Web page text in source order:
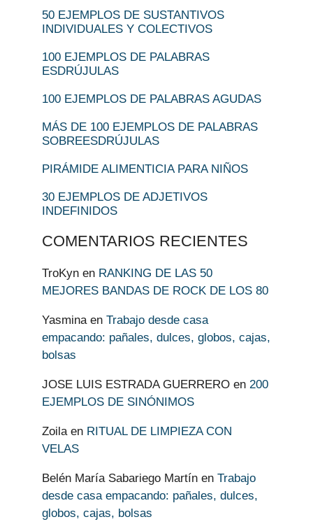
50 EJEMPLOS DE SUSTANTIVOS
INDIVIDUALES Y COLECTIVOS
100 EJEMPLOS DE PALABRAS
ESDRÚJULAS
100 EJEMPLOS DE PALABRAS AGUDAS
MÁS DE 100 EJEMPLOS DE PALABRAS
SOBREESDRÚJULAS
PIRÁMIDE ALIMENTICIA PARA NIÑOS
30 EJEMPLOS DE ADJETIVOS
INDEFINIDOS
COMENTARIOS RECIENTES
TroKyn en RANKING DE LAS 50
MEJORES BANDAS DE ROCK DE LOS 80
Yasmina en Trabajo desde casa
empacando: pañales, dulces, globos, cajas,
bolsas
JOSE LUIS ESTRADA GUERRERO en 200
EJEMPLOS DE SINÓNIMOS
Zoila en RITUAL DE LIMPIEZA CON
VELAS
Belén María Sabariego Martín en Trabajo
desde casa empacando: pañales, dulces,
globos, cajas, bolsas